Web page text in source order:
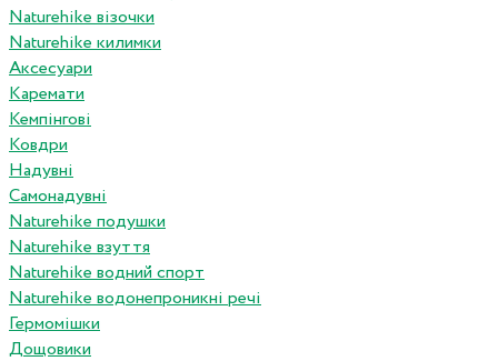
Naturehike візочки
Naturehike килимки
Аксесуари
Каремати
Кемпінгові
Ковдри
Надувні
Самонадувні
Naturehike подушки
Naturehike взуття
Naturehike водний спорт
Naturehike водонепроникні речі
Гермомішки
Дощовики